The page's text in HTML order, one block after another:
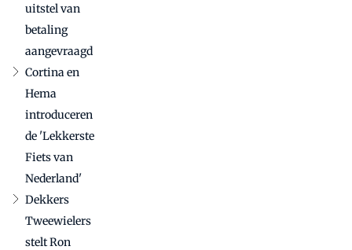
uitstel van
betaling
aangevraagd
Cortina en
Hema
introduceren
de 'Lekkerste
Fiets van
Nederland'
Dekkers
Tweewielers
stelt Ron